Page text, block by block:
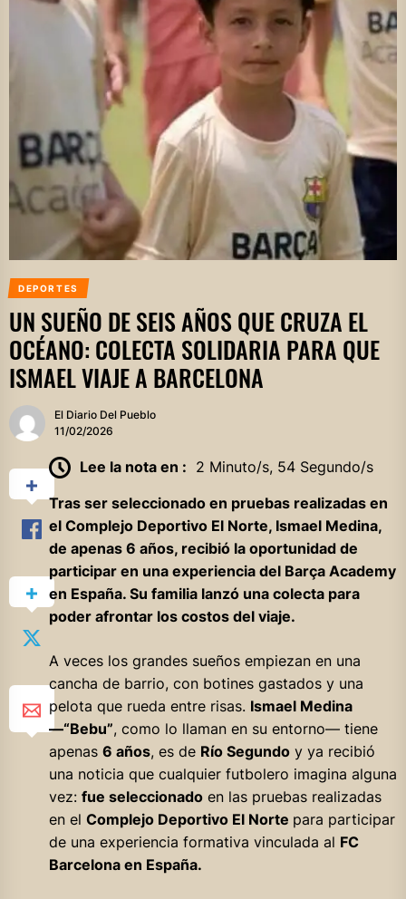
DEPORTES
UN SUEÑO DE SEIS AÑOS QUE CRUZA EL
OCÉANO: COLECTA SOLIDARIA PARA QUE
ISMAEL VIAJE A BARCELONA
El Diario Del Pueblo
11/02/2026
Lee la nota en : 2 Minuto/s, 54 Segundo/s
Tras ser seleccionado en pruebas realizadas en
el Complejo Deportivo El Norte, Ismael Medina,
de apenas 6 años, recibió la oportunidad de
participar en una experiencia del Barça Academy
en España. Su familia lanzó una colecta para
poder afrontar los costos del viaje.
A veces los grandes sueños empiezan en una
cancha de barrio, con botines gastados y una
pelota que rueda entre risas. Ismael Medina
—“Bebu”, como lo llaman en su entorno— tiene
apenas 6 años, es de Río Segundoy ya recibió
una noticia que cualquier futbolero imagina alguna
vez: fue seleccionadoen las pruebas realizadas
en el Complejo Deportivo El Norte para participar
de una experiencia formativa vinculada al FC
Barcelona en España.